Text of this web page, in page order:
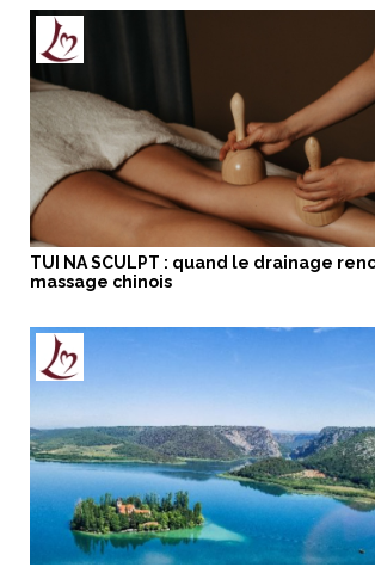
TUI NA SCULPT : quand le drainage
massage chinois